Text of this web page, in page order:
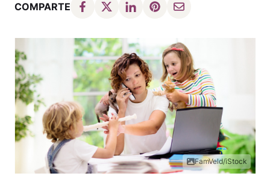
COMPARTE
FamVeld/iStock